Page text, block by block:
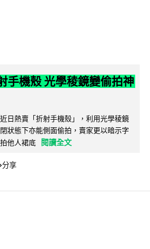
手機殼 光學稜鏡變偷拍神
日熱賣「折射手機殼」，利用光學稜鏡
狀態下亦能側面偷拍，賣家更以暗示字
他人裙底
閱讀全文
分享